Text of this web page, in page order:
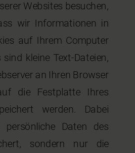
Websites besuchen,
wir Informationen in
auf Ihrem Computer
sind kleine Text-Dateien,
an Ihren Browser
die Festplatte Ihres
werden. Dabei
persönliche Daten des
sondern nur die